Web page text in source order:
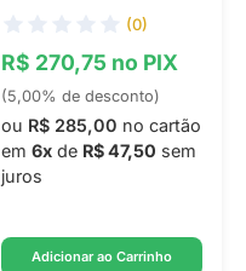
(0)
R$ 270,75 no PIX
(5,00% de desconto)
ou R$ 285,00 no cartão
em 6x de R$ 47,50 sem
juros
Adicionar ao Carrinho